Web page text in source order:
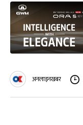
अनलाइनखबर